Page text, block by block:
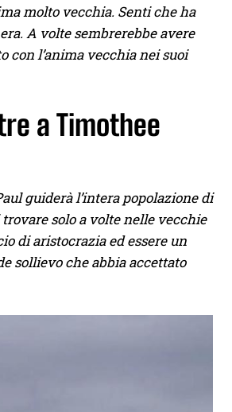
molto vecchia. Senti che ha
A volte sembrerebbe avere
con l’anima vecchia nei suoi
a Timothee
guiderà l’intera popolazione di
solo a volte nelle vecchie
di aristocrazia ed essere un
sollievo che abbia accettato